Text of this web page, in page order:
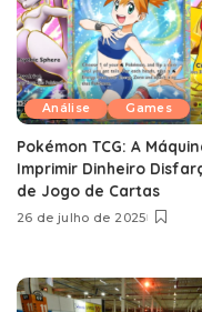
Análise Games
Pokémon TCG: A
Imprimir Dinheiro
de Jogo de Cartas
26 de julho de 2025